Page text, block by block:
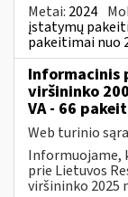
Metai: 2024
įstatymų
pakeitimai nuo
Informacinis
viršininko
VA - 66
Web turinio
Informuojame,
prie Lietuvos
viršininko 2025